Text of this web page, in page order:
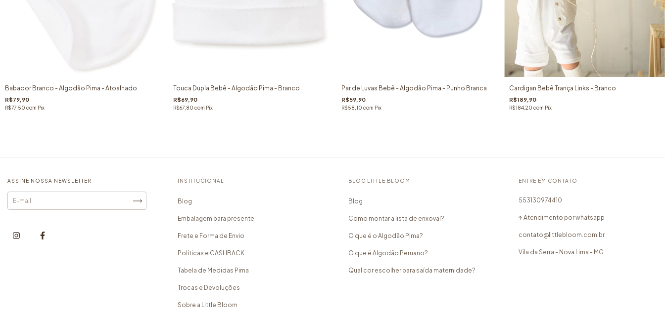
Babador Branco - Algodão Pima - Atoalhado
R$79,90
R$77,50 com Pix
Touca Dupla Bebê - Algodão Pima - Branco
R$69,90
R$67,80 com Pix
Par de Luvas Bebê - Algodão Pima - Punho Branca
R$59,90
R$58,10 com Pix
Cardigan Bebê Trança Links - Branco
R$189,90
R$184,20com Pix
ASSINE NOSSA NEWSLETTER INSTITUCIONAL
Blog
Embalagem para presente
Frete e Forma de Envio
Políticas e CASHBACK
Tabela de Medidas Pima
Trocas e Devoluções
Sobre a Little Bloom
BLOG LITTLE BLOOM
Blog
Como montar a lista de enxoval?
O que é o Algodão Pima?
O que é Algodão Peruano?
Qual cor escolher para saída maternidade?
ENTRE EM CONTATO
553130974410
↑ Atendimento por whatsapp
contato@littlebloom.com.br
Vila da Serra - Nova Lima - MG